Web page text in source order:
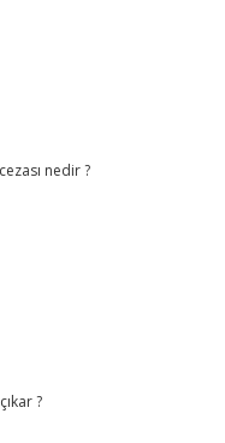
nedir ?
?